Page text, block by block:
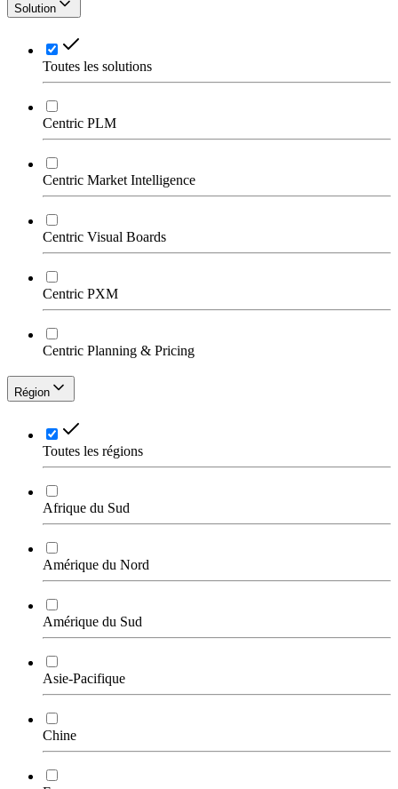
Solution
Toutes les solutions
Centric PLM
Centric Market Intelligence
Centric Visual Boards
Centric PXM
Centric Planning & Pricing
Région
Toutes les régions
Afrique du Sud
Amérique du Nord
Amérique du Sud
Asie-Pacifique
Chine